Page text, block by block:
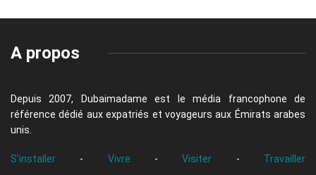
A propos
Depuis 2007, Dubaimadame est le média francophone de
référence dédié aux expatriés et voyageurs aux Émirats arabes
unis.
S'installer - Vivre - Visiter - Travailler